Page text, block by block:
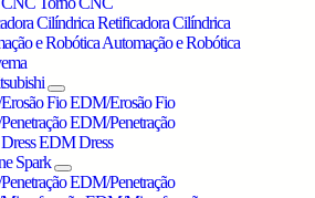
CilíndricaRetificadora Cilíndrica
e RobóticaAutomação e Robótica
FioEDM/Erosão Fio
EDM/Penetração
EDM Dress
Spark
EDM/Penetração